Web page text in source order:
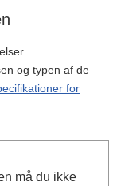
og typen af de
for
må du ikke